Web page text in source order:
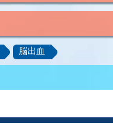
） 糖尿病
ム
動脈硬化 心
コール肝疾患
コペニア／フレイル
脳出血